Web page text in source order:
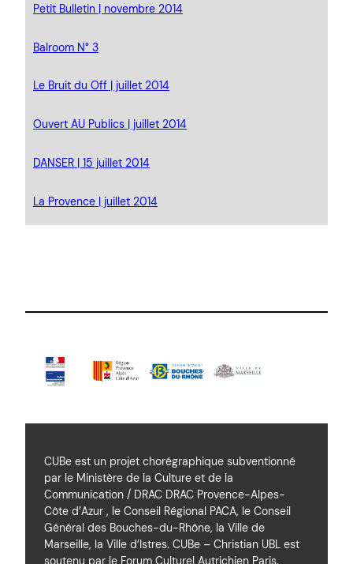
Petit Bulletin | novembre 2014
Balroom N° 3
Le Bruit du Off | juillet 2014
Ouvert AU Publics | juillet 2014
DANSER | 15 juillet 2014
La Provence | juillet 2014
CUBe est un projet chorégraphique subventionné
par le Ministère de la Culture et de la
Communication / DRAC DRAC Provence-Alpes-
Côte d’Azur , le Conseil Régional PACA, le Conseil
Général des Bouches-du-Rhône, la Ville de
Marseille, la Ville d’Istres. CUBe – Christian UBL est
soutenu par le Forum Culturel Autrichien Paris.